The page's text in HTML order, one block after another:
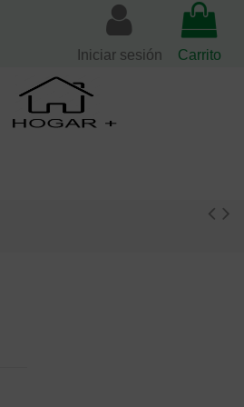
Iniciar sesión Carrito